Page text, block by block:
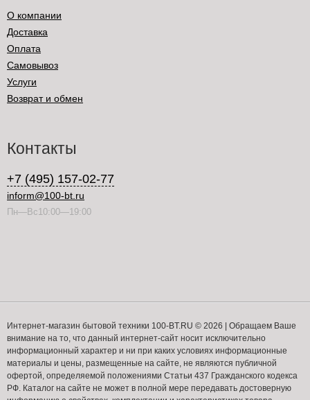
О компании
Доставка
Оплата
Самовывоз
Услуги
Возврат и обмен
Контакты
+7 (495) 157-02-77
inform@100-bt.ru
Пн—Вс10:00—19:00
Интернет-магазин бытовой техники 100-BT.RU © 2026 | Обращаем Ваше
внимание на то, что данный интернет-сайт носит исключительно
информационный характер и ни при каких условиях информационные
материалы и цены, размещенные на сайте, не являются публичной
офертой, определяемой положениями Статьи 437 Гражданского кодекса
РФ. Каталог на сайте не может в полной мере передавать достоверную